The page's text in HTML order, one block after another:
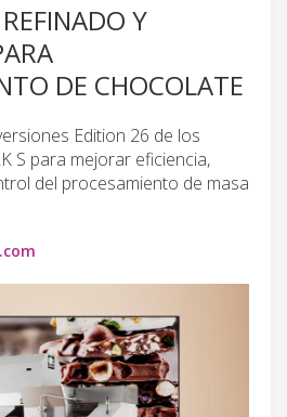
Y
DE CHOCOLATE
Edition 26 de los
S para mejorar eficiencia,
del procesamiento de masa